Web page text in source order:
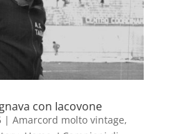
con Iacovone
| Amarcord molto vintage,